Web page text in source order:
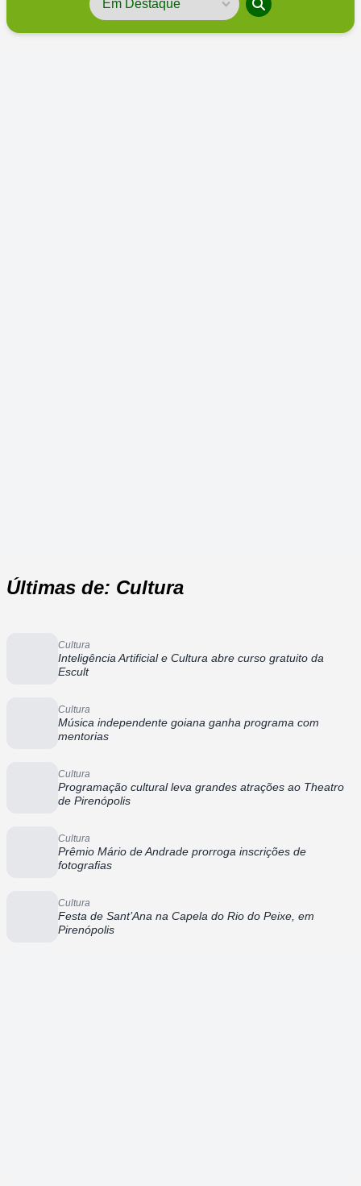
Últimas de: Cultura
Cultura
Inteligência Artificial e Cultura abre curso gratuito da
Escult
Cultura
Música independente goiana ganha programa com
mentorias
Cultura
Programação cultural leva grandes atrações ao Theatro
de Pirenópolis
Cultura
Prêmio Mário de Andrade prorroga inscrições de
fotografias
Cultura
Festa de Sant’Ana na Capela do Rio do Peixe, em
Pirenópolis